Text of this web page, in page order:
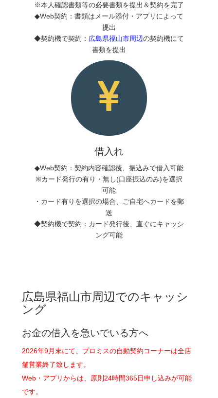
※本人確認書類等の必要書類を提出＆契約を完了
◆Web契約：書類はメール添付・アプリによって
提出
◆契約機で契約： 広島県福山市周辺の契約機にて
書類を提出
借入れ
◆Web契約：契約内容確認後、振込みで借入可能
※カード発行の有り・無し(口座振込のみ)を選択
可能
・カード有りを選択の場合、ご自宅へカードを郵
送
◆契約機で契約：カード発行後、直ぐにキャッシ
ング可能
広島県福山市周辺でのキャッシ
ング
お金の借入を急いでいる方へ
2026年9月末にて、プロミスの自動契約コーナーは全店
舗営業終了致します。
Web・アプリからは、原則24時間365日申し込みが可能
です。